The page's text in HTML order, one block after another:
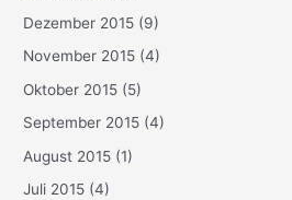
Dezember 2015 (9)
November 2015 (4)
Oktober 2015 (5)
September 2015 (4)
August 2015 (1)
Juli 2015 (4)